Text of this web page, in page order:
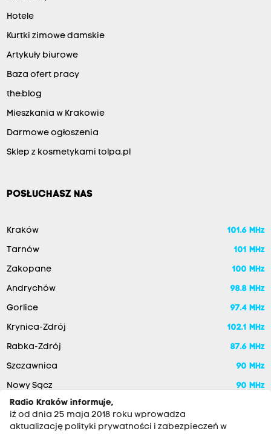
Hotele
Kurtki zimowe damskie
Artykuły biurowe
Baza ofert pracy
the:blog
Mieszkania w Krakowie
Darmowe ogłoszenia
Sklep z kosmetykami tolpa.pl
POSŁUCHASZ NAS
Kraków 101.6 MHz
Tarnów 101 MHz
Zakopane 100 MHz
Andrychów 98.8 MHz
Gorlice 97.4 MHz
Krynica-Zdrój 102.1 MHz
Rabka-Zdrój 87.6 MHz
Szczawnica 90 MHz
Nowy Sącz
90 MHz
Radio Kraków informuje,
iż od dnia 25 maja 2018 roku wprowadza
aktualizację polityki prywatności i zabezpieczeń w